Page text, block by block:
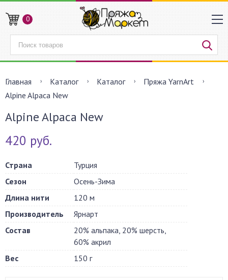
0
Главная Каталог Каталог
Пряжа YarnArt
Alpine Alpaca New
Alpine Alpaca New
420 руб.
Страна
Турция
Сезон
Осень-Зима
Длина нити
120 м
Производитель
Ярнарт
Состав
20% альпака, 20% шерсть,
60% акрил
Вес
150 г